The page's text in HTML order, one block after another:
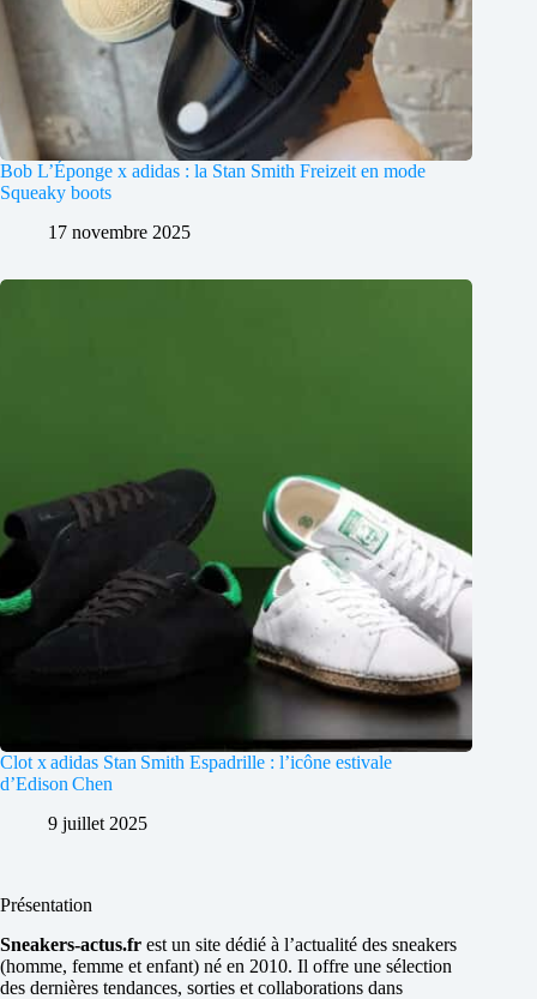
Bob L’Éponge x adidas : la Stan Smith Freizeit en mode
Squeaky boots
17 novembre 2025
Clot x adidas Stan Smith Espadrille : l’icône estivale
d’Edison Chen
9 juillet 2025
Présentation
Sneakers-actus.fr est un site dédié à l’actualité des sneakers
(homme, femme et enfant) né en 2010. Il offre une sélection
des dernières tendances, sorties et collaborations dans